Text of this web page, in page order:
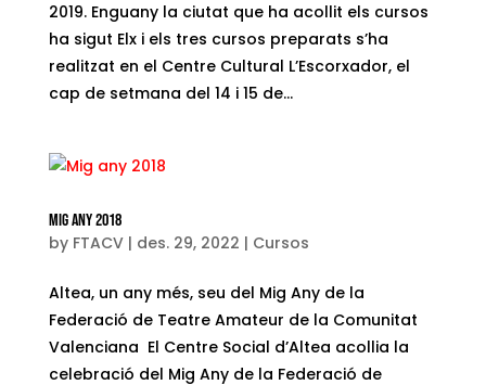
2019. Enguany la ciutat que ha acollit els cursos
ha sigut Elx i els tres cursos preparats s’ha
realitzat en el Centre Cultural L’Escorxador, el
cap de setmana del 14 i 15 de...
Mig any 2018
by FTACV| des. 29, 2022 | Cursos
Altea, un any més, seu del Mig Any de la
Federació de Teatre Amateur de la Comunitat
Valenciana El Centre Social d’Altea acollia la
celebració del Mig Any de la Federació de